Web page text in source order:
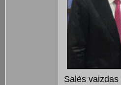
Salės